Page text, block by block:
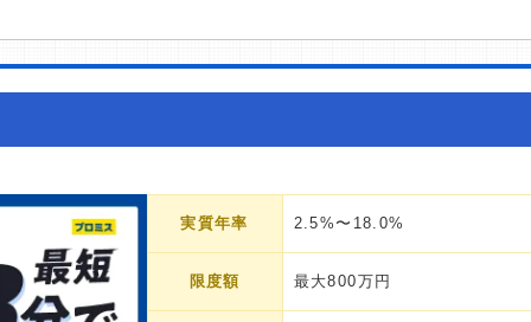
実質年率 2.5%〜18.0%
限度額 最大800万円